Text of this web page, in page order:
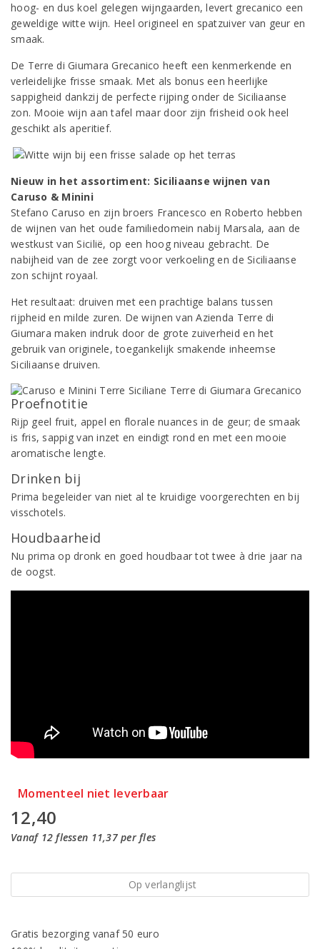
hoog- en dus koel gelegen wijngaarden, levert grecanico een
geweldige witte wijn. Heel origineel en spatzuiver van geur en
smaak.
De Terre di Giumara Grecanico heeft een kenmerkende en
verleidelijke frisse smaak. Met als bonus een heerlijke
sappigheid dankzij de perfecte rijping onder de Siciliaanse
zon. Mooie wijn aan tafel maar door zijn frisheid ook heel
geschikt als aperitief.
Nieuw in het assortiment: Siciliaanse wijnen van
Caruso & Minini
Stefano Caruso en zijn broers Francesco en Roberto hebben
de wijnen van het oude familiedomein nabij Marsala, aan de
westkust van Sicilië, op een hoog niveau gebracht. De
nabijheid van de zee zorgt voor verkoeling en de Siciliaanse
zon schijnt royaal.
Het resultaat: druiven met een prachtige balans tussen
rijpheid en milde zuren. De wijnen van Azienda Terre di
Giumara maken indruk door de grote zuiverheid en het
gebruik van originele, toegankelijk smakende inheemse
Siciliaanse druiven.
Proefnotitie
Rijp geel fruit, appel en florale nuances in de geur; de smaak
is fris, sappig van inzet en eindigt rond en met een mooie
aromatische lengte.
Drinken bij
Prima begeleider van niet al te kruidige voorgerechten en bij
visschotels.
Houdbaarheid
Nu prima op dronk en goed houdbaar tot twee à drie jaar na
de oogst.
Momenteel niet leverbaar
12,40
Vanaf 12 flessen 11,37 per fles
Op verlanglijst
Gratis bezorging vanaf 50 euro